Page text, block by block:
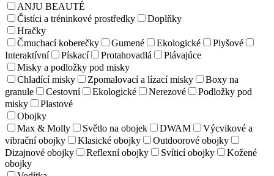
ANJU BEAUTÉ
Čistíci a tréninkové prostředky
Doplňky
Hračky
Čmuchací koberečky
Gumené Ekologické
Plyšové
Interaktívní
Pískací Protahovadlá
Plávajúce
Misky a podložky pod misky
Chladící misky
Zpomalovací a lízací misky
Boxy na
granule
Cestovní Ekologické Nerezové
Podložky pod
misky
Plastové
Obojky
Max & Molly
Světlo na obojek DWAM
Výcvikové a
vibrační obojky
Klasické obojky
Outdoorové obojky
Dizajnové obojky
Reflexní obojky Svíticí obojky
Kožené
obojky